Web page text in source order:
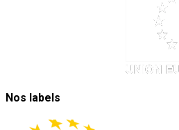
Nos labels